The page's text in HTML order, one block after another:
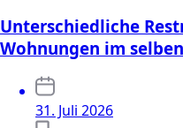
Unterschiedliche
Wohnungen im
31. Juli 2026